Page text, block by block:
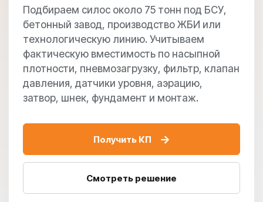
Подбираем силос около 75 тонн под БСУ,
бетонный завод, производство ЖБИ или
технологическую линию. Учитываем
фактическую вместимость по насыпной
плотности, пневмозагрузку, фильтр, клапан
давления, датчики уровня, аэрацию,
затвор, шнек, фундамент и монтаж.
Получить КП →
Смотреть решение